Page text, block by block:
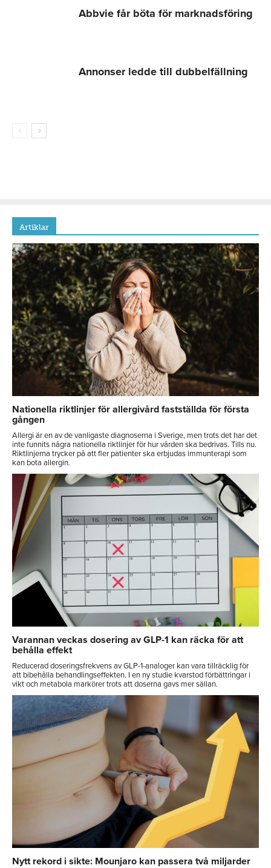
Abbvie får böta för marknadsföring
Annonser ledde till dubbelfällning
Artiklar
Nationella riktlinjer för allergivård fastställda för första
gången
Allergi är en av de vanligaste diagnoserna i Sverige, men trots det har det
inte funnits några nationella riktlinjer för hur vården ska bedrivas. Tills nu.
Riktlinjerna trycker på att fler patienter ska erbjudas immunterapi som
kan bota allergin.
Varannan veckas dosering av GLP-1 kan räcka för att
behålla effekt
Reducerad doseringsfrekvens av GLP-1-analoger kan vara tillräcklig för
att bibehålla behandlingseffekten. I en ny studie kvarstod förbättringar i
vikt och metabola markörer trots att doserna gavs mer sällan.
Nytt rekord i sikte: Mounjaro kan passera två miljarder